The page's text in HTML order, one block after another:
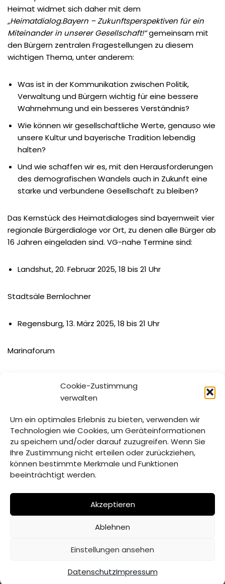
Cookie-Zustimmung
verwalten
Um ein optimales Erlebnis zu bieten, verwenden wir
Technologien wie Cookies, um Geräteinformationen
zu speichern und/oder darauf zuzugreifen. Wenn Sie
Ihre Zustimmung nicht erteilen oder zurückziehen,
können bestimmte Merkmale und Funktionen
beeinträchtigt werden.
Akzeptieren
Ablehnen
Einstellungen ansehen
DatenschutzImpressum
Heimat widmet sich daher mit dem
„Heimatdialog.Bayern – Zukunftsperspektiven für ein
Miteinander in unserer Gesellschaft!“gemeinsam mit
den Bürgern zentralen Fragestellungen zu diesem
wichtigen Thema, unter anderem:
Was ist in der Kommunikation zwischen Politik,
Verwaltung und Bürgern wichtig für eine bessere
Wahrnehmung und ein besseres Verständnis?
Wie können wir gesellschaftliche Werte, genauso wie
unsere Kultur und bayerische Tradition lebendig
halten?
Und wie schaffen wir es, mit den Herausforderungen
des demografischen Wandels auch in Zukunft eine
starke und verbundene Gesellschaft zu bleiben?
Das Kernstück des Heimatdialoges sind bayernweit vier
regionale Bürgerdialoge vor Ort, zu denen alle Bürger ab
16 Jahren eingeladen sind. VG-nahe Termine sind:
Landshut, 20. Februar 2025, 18 bis 21 Uhr
Stadtsäle Bernlochner
Regensburg, 13. März 2025, 18 bis 21 Uhr
Marinaforum
März 2025 an der Online-Befragung beteiligen. Diese
sowie weitere Details zu dem Projekt gibt es im Internet
Schlagwörter: BAYERN BÜRGERBETEILIGUNG
FREISTAAT HEIMATDIALOG
© Verwaltungsgemeinschaft Mitterfels | 2026 |
Datenschutz
Impressum Inhaltsverzeichnis